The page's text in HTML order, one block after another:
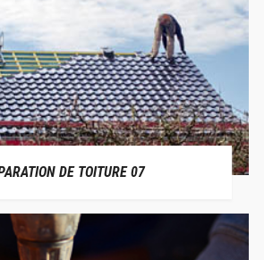
DE TOITURE 07